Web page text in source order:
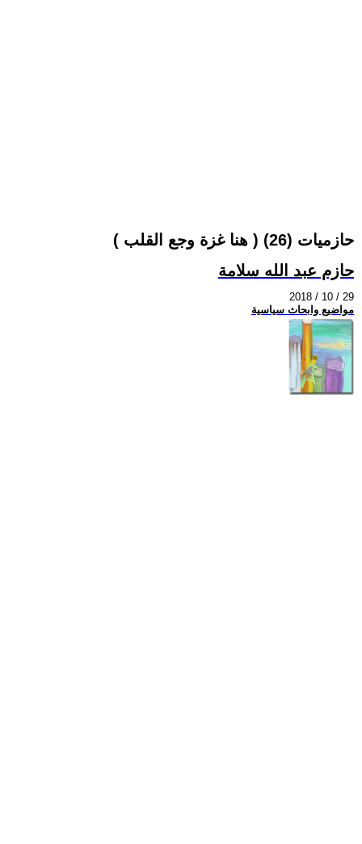
( هنا غزة وجع القلب ) حازميات (26)
حازم عبد الله سلامة
2018 / 10 / 29
مواضيع وابحاث سياسية